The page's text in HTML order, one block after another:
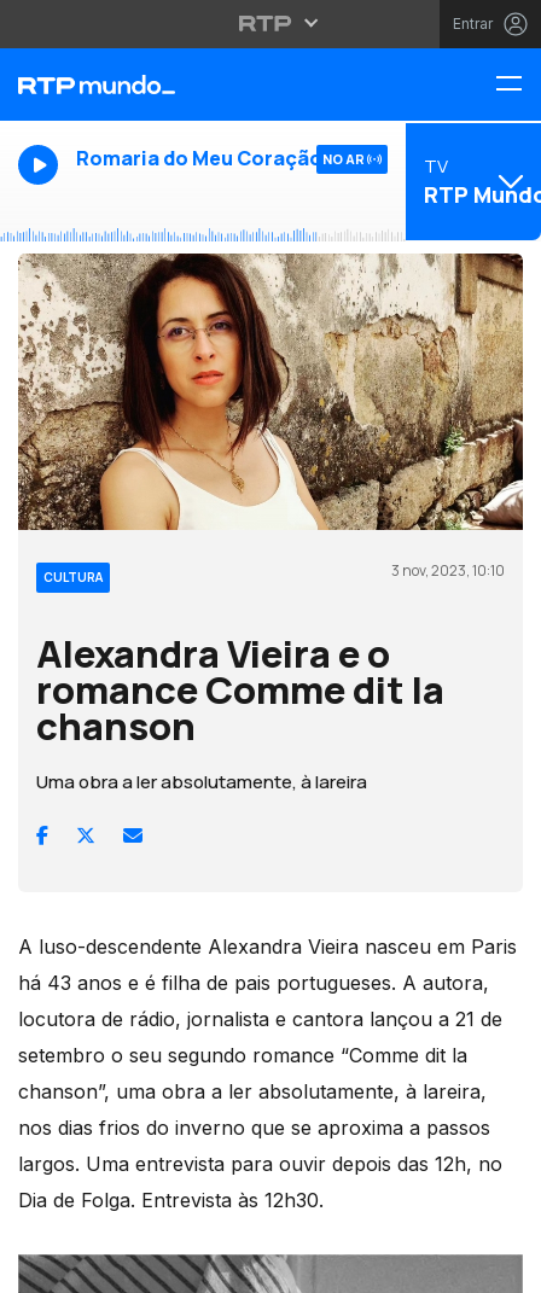
Entrar
Romaria do Meu Coração NO AR TV
RTP
CULTURA 3 nov, 2023, 10:10
Alexandra Vieira e o
romance Comme dit la
chanson
Uma obra a ler absolutamente, à lareira
A luso-descendente Alexandra Vieira nasceu em Paris
há 43 anos e é filha de pais portugueses. A autora,
locutora de rádio, jornalista e cantora lançou a 21 de
setembro o seu segundo romance “Comme dit la
chanson”, uma obra a ler absolutamente, à lareira,
nos dias frios do inverno que se aproxima a passos
largos. Uma entrevista para ouvir depois das 12h, no
Dia de Folga. Entrevista às 12h30.